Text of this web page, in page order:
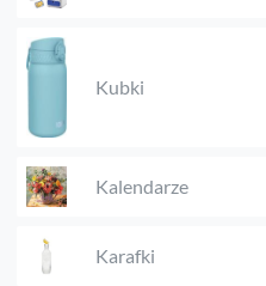
Kubki
Kalendarze
Karafki